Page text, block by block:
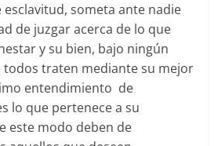
someta ante nadie
de juzgar acerca de lo que
y su bien, bajo ningún
todos traten mediante su mejor
entendimiento de
lo que pertenece a su
este modo deben de